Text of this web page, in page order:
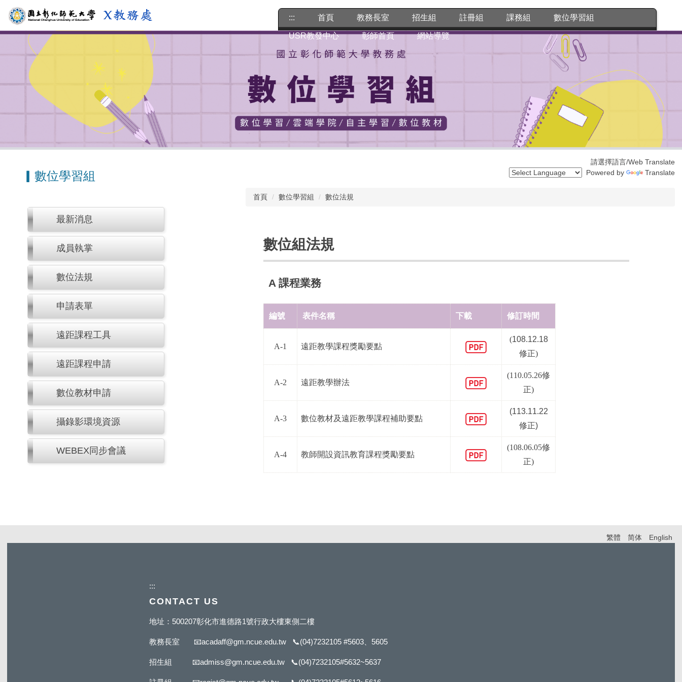
到
::: 首頁 教務長室 招生組 註冊組 課務組 數位學習組
USR教發中心 彰師首頁 網站導覽
▎數位學習組
最新消息
成員執掌
數位法規
申請表單
遠距課程工具
遠距課程申請
數位教材申請
攝錄影環境資源
WEBEX同步會議
請選擇語言/Web Translate
Powered by
Translate
首頁 數位學習組 數位法規
數位組法規
A 課程業務
編號 表件名稱 下載 修訂時間
A-1 遠距教學課程獎勵要點
(108.12.18
修正)
A-2 遠距教學辦法
(110.05.26修
正)
A-3 數位教材及遠距教學課程補助要點
(113.11.22
修正)
A-4 教師開設資訊教育課程獎勵要點
(108.06.05修
正)
繁體 简体 English
:::
CONTACT US
地址：500207彰化市進德路1號行政大樓東側二樓
教務長室 📧acadaff@gm.ncue.edu.tw 📞(04)7232105 #5603、5605
招生組 📧admiss@gm.ncue.edu.tw 📞(04)7232105#5632~5637